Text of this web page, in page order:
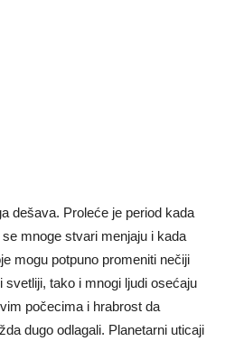
dešava. Proleće je period kada
mnoge stvari menjaju i kada
mogu potpuno promeniti nečiji
svetliji, tako i mnogi ljudi osećaju
počecima i hrabrost da
dugo odlagali. Planetarni uticaji